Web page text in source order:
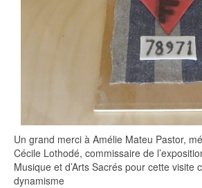
Un grand merci à Amélie Mateu Pastor,
Cécile Lothodé, commissaire de
Musique et d’Arts Sacrés pour cette visite
dynamisme